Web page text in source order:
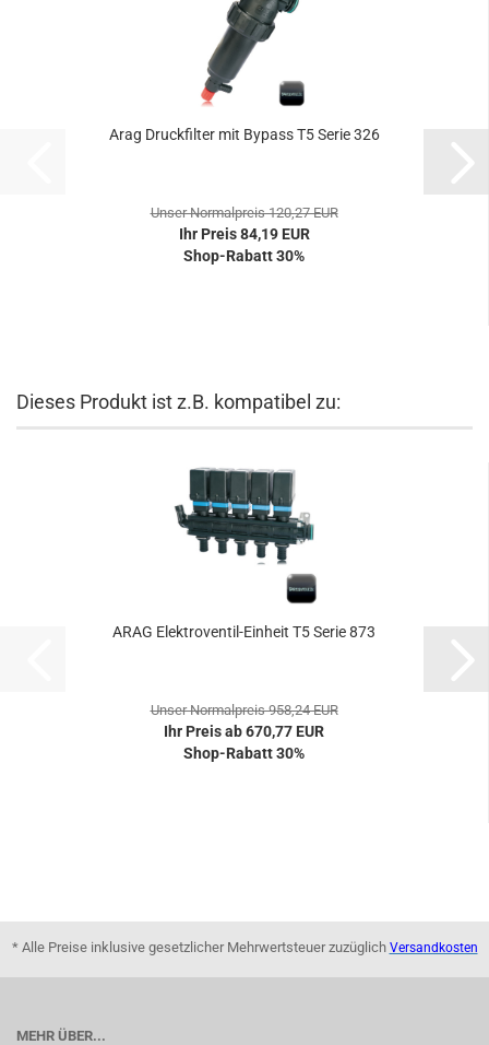
Arag Druckfilter mit Bypass T5 Serie 326
Unser Normalpreis 120,27 EUR
Ihr Preis 84,19 EUR
Shop-Rabatt 30%
Dieses Produkt ist z.B. kompatibel zu:
ARAG Elektroventil-Einheit T5 Serie 873
Unser Normalpreis 958,24 EUR
Ihr Preis ab 670,77 EUR
Shop-Rabatt 30%
* Alle Preise inklusive gesetzlicher Mehrwertsteuer zuzüglich Versandkosten
MEHR ÜBER...